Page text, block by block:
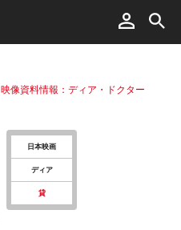
映像資料情報：ディア・ドクター
日本映画
ディア
貸